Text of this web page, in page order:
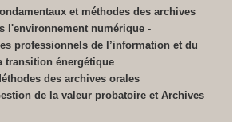
et méthodes des archives
l'environnement numérique -
professionnels de l’information et du
transition énergétique
des archives orales
de la valeur probatoire et Archives